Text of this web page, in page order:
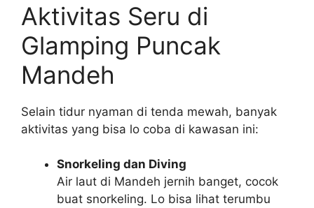
Aktivitas Seru di
Glamping Puncak
Mandeh
Selain tidur nyaman di tenda mewah, banyak
aktivitas yang bisa lo coba di kawasan ini:
Snorkeling dan Diving
Air laut di Mandeh jernih banget, cocok
buat snorkeling. Lo bisa lihat terumbu